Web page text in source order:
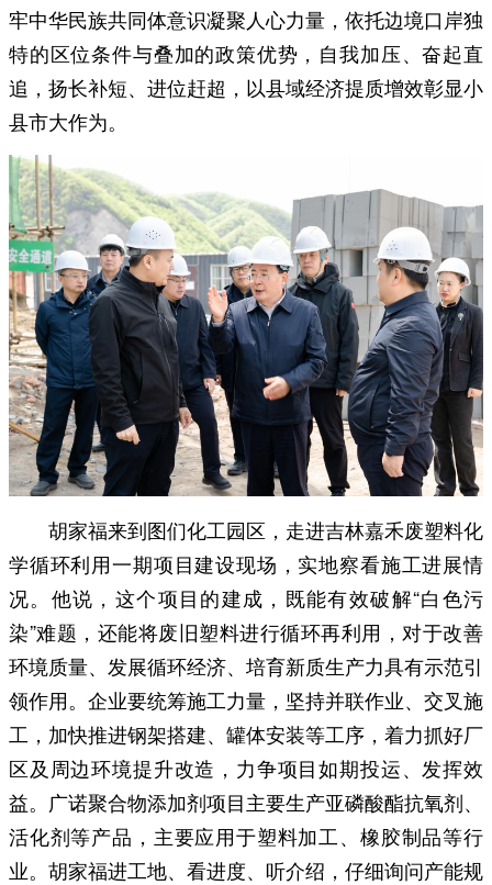
牢中华民族共同体意识凝聚人心力量，依托边境口岸独
特的区位条件与叠加的政策优势，自我加压、奋起直
追，扬长补短、进位赶超，以县域经济提质增效彰显小
县市大作为。
胡家福来到图们化工园区，走进吉林嘉禾废塑料化
学循环利用一期项目建设现场，实地察看施工进展情
况。他说，这个项目的建成，既能有效破解“白色污
染”难题，还能将废旧塑料进行循环再利用，对于改善
环境质量、发展循环经济、培育新质生产力具有示范引
领作用。企业要统筹施工力量，坚持并联作业、交叉施
工，加快推进钢架搭建、罐体安装等工序，着力抓好厂
区及周边环境提升改造，力争项目如期投运、发挥效
益。广诺聚合物添加剂项目主要生产亚磷酸酯抗氧剂、
活化剂等产品，主要应用于塑料加工、橡胶制品等行
业。胡家福进工地、看进度、听介绍，仔细询问产能规